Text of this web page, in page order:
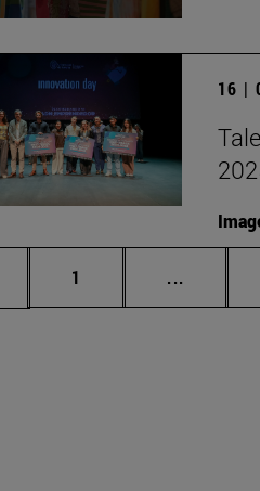
16 |
Página
1 ...